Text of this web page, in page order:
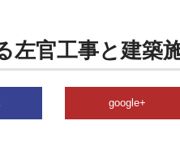
左官工事と建築
google+